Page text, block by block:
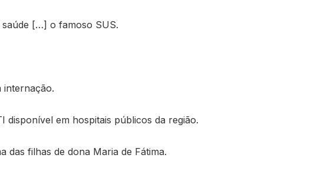
saúde […] o famoso SUS.
internação.
disponível em hospitais públicos da região.
das filhas de dona Maria de Fátima.